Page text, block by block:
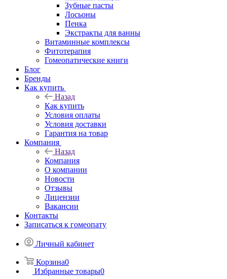
Зубные пасты
Лосьоны
Пенка
Экстракты для ванны
Витаминные комплексы
Фитотерапия
Гомеопатические книги
Блог
Бренды
Как купить
Назад
Как купить
Условия оплаты
Условия доставки
Гарантия на товар
Компания
Назад
Компания
О компании
Новости
Отзывы
Лицензии
Вакансии
Контакты
Записаться к гомеопату
Личный кабинет
Корзина0
Избранные товары0